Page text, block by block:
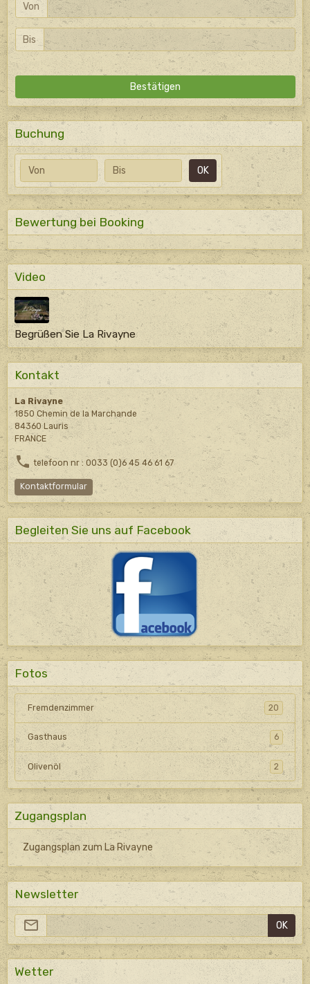
Von
Bis
Bestätigen
Buchung
Anfangsdatum Enddatum OK
Bewertung bei Booking
Video
Begrüßen Sie La Rivayne
Kontakt
La Rivayne
1850 Chemin de la Marchande
84360 Lauris
FRANCE
telefoon nr : 0033 (0)6 45 46 61 67
Kontaktformular
Begleiten Sie uns auf Facebook
Fotos
Fremdenzimmer 20
Gasthaus 6
Olivenöl 2
Zugangsplan
Zugangsplan zum La Rivayne
Newsletter
OK
Wetter